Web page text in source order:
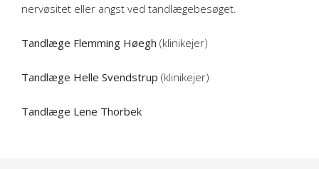
nervøsitet eller angst ved tandlægebesøget.
Tandlæge Flemming Høegh (klinikejer)
Tandlæge Helle Svendstrup (klinikejer)
Tandlæge Lene Thorbek